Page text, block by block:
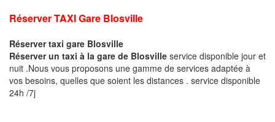
Réserver TAXI Gare Blosville
Réserver taxi gare Blosville
Réserver un taxi à la gare de Blosville service disponible jour et
nuit .Nous vous proposons une gamme de services adaptée à
vos besoins, quelles que soient les distances . service disponible
24h /7j